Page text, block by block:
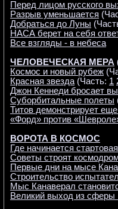
Перед лицом русского
Разрыв уменьшается
Добраться до Луны
НАСА берет на себя
Все взгляды - в небеса
ЧЕЛОВЕЧЕСКАЯ МЕРА
Космос и новый рубеж
Красная звезда (Часть: 1
Джон Кеннеди бросает
Суборбитальные полеты
Титов демонстрирует
«Форд» против
ВОРОТА В КОСМОС
Где начинается
Советы строят
Первые дни на мысе
Строительство
Мыс Канаверал
Великий выход из сферы